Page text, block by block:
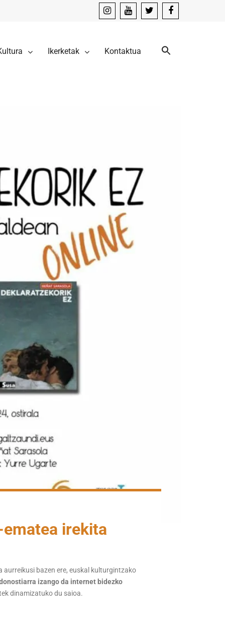
Ikerketak Kontaktua
irekita
aurreikusi bazen ere, euskal kulturgintzako
izango da internet bidezko
dinamizatuko du saioa.